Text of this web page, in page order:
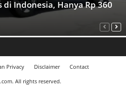
di Indonesia, Hanya Rp 360
Privacy Disclaimer
Contact
All rights reserved.